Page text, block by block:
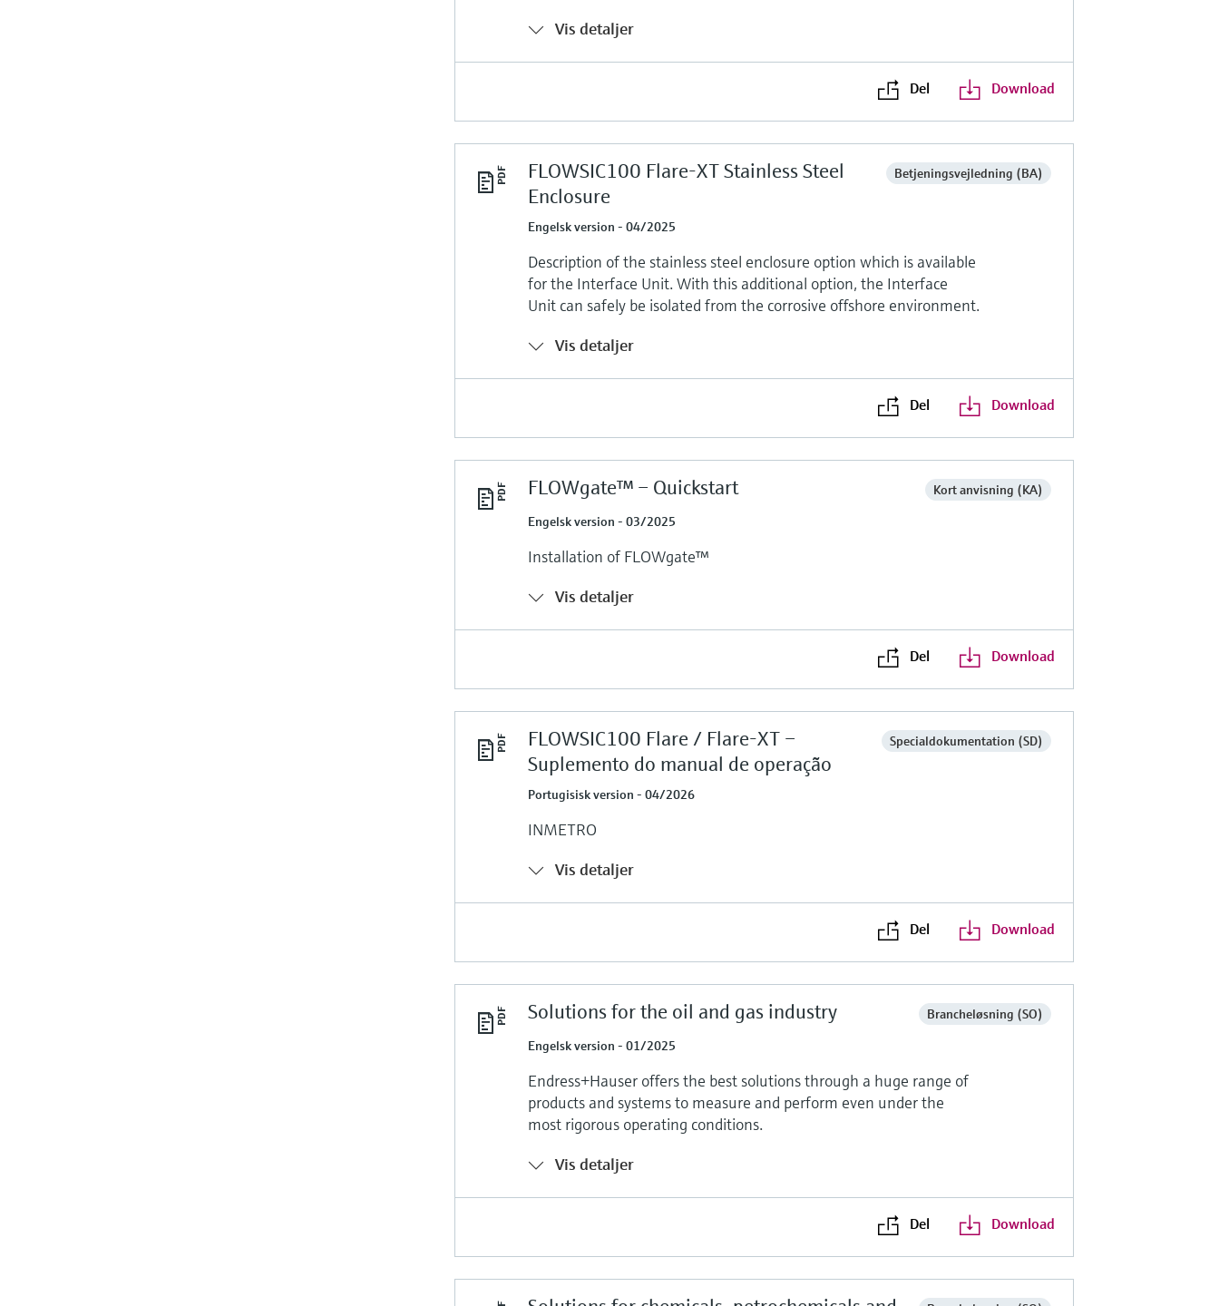
Vis detaljer
Del Download
FLOWSIC100 Flare-XT Stainless Steel
Enclosure
Betjeningsvejledning (BA)
Engelsk version - 04/2025
Description of the stainless steel enclosure option which is available
for the Interface Unit. With this additional option, the Interface
Unit can safely be isolated from the corrosive offshore environment.
Vis detaljer
Del Download
FLOWgate™ – Quickstart
Kort anvisning (KA)
Engelsk version - 03/2025
Installation of FLOWgate™
Vis detaljer
Del Download
FLOWSIC100 Flare / Flare-XT –
Suplemento do manual de operação
Specialdokumentation (SD)
Portugisisk version - 04/2026
INMETRO
Vis detaljer
Del Download
Solutions for the oil and gas industry
Brancheløsning (SO)
Engelsk version - 01/2025
Endress+Hauser offers the best solutions through a huge range of
products and systems to measure and perform even under the
most rigorous operating conditions.
Vis detaljer
Del Download